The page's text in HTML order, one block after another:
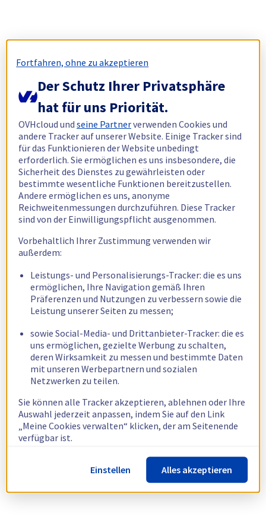
Fortfahren, ohne zu akzeptieren
Der Schutz Ihrer Privatsphäre
hat für uns Priorität.
OVHcloud undseine Partnerverwenden Cookies und
andere Tracker auf unserer Website. Einige Tracker sind
für das Funktionieren der Website unbedingt
erforderlich. Sie ermöglichen es uns insbesondere, die
Sicherheit des Dienstes zu gewährleisten oder
bestimmte wesentliche Funktionen bereitzustellen.
Andere ermöglichen es uns, anonyme
Reichweitenmessungen durchzuführen. Diese Tracker
sind von der Einwilligungspflicht ausgenommen.
Vorbehaltlich Ihrer Zustimmung verwenden wir
außerdem:
Leistungs- und Personalisierungs-Tracker: die es uns
ermöglichen, Ihre Navigation gemäß Ihren
Präferenzen und Nutzungen zu verbessern sowie die
Leistung unserer Seiten zu messen;
sowie Social-Media- und Drittanbieter-Tracker: die es
uns ermöglichen, gezielte Werbung zu schalten,
deren Wirksamkeit zu messen und bestimmte Daten
mit unseren Werbepartnern und sozialen
Netzwerken zu teilen.
Sie können alle Tracker akzeptieren, ablehnen oder Ihre
Auswahl jederzeit anpassen, indem Sie auf den Link
„Meine Cookies verwalten“ klicken, der am Seitenende
verfügbar ist.
Weitere Informationen finden Sie in unsererRichtlinie
zur Verwendung von Cookies.
Einstellen Alles akzeptieren